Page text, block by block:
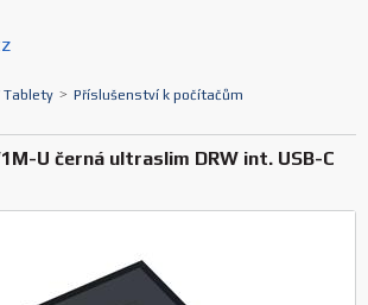
Tablety > Příslušenství k počítačům
U černá ultraslim DRW int. USB-C